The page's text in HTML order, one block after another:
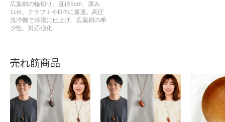
広葉樹の輪切り。直径5cm、厚み
1cm。クラフトやDIYに最適。高圧
洗浄機で清潔に仕上げ。広葉樹の希
少性。対応強化。
売れ筋商品